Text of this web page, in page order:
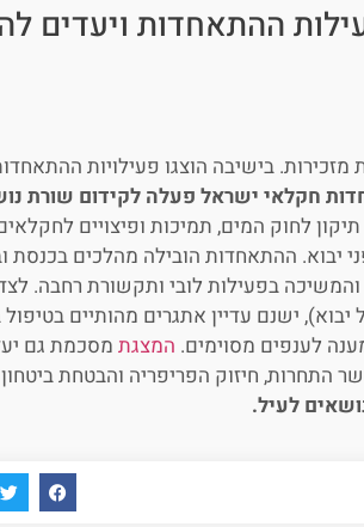
ההתאחדות ויעדים
התקיימה ישיבת מזכירות. בישיבה הוצגו פעילויות
חקלאי ישראל פעלה לקידום שורת
לחוק המים, תמיכות ופיצויים
יבוא. ההתאחדות הובילה מהלכים
בפעילות לובי ותקשורת רחבה.
ישנם עדיין אתגרים מהותיים בטיפול
לענפים מסוימים. המצגתמסכמת גם
התחרות, חיזוק הפריפריה והבטחת ביטחון
לעיל.